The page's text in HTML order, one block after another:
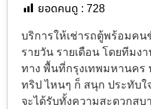
ยอดคนดู : 728
บริการให้เช่ารถตู้พร้อมคน
รายวัน รายเดือน โดยทีม
ทาง พื้นที่กรุงเทพมหานค
ทริป ไหนๆ ก็ สนุก ประทับใ
จะได้รับทั้งความสะดวกส